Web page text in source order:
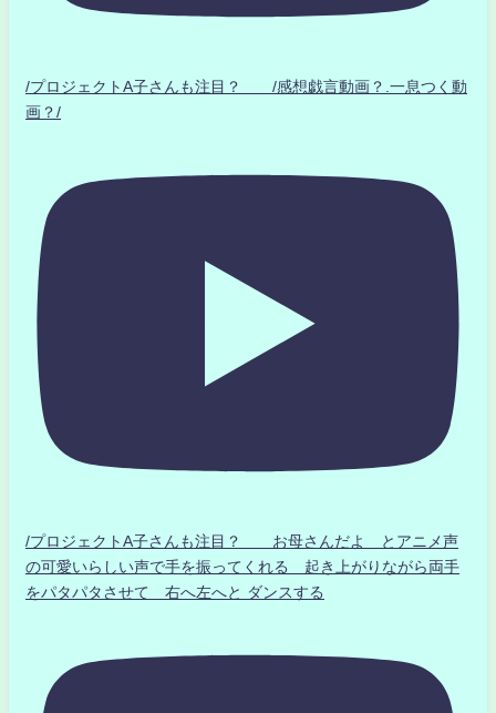
/プロジェクトA子さんも注目？ /感想戯言動画？.一息つく動
画？/
/プロジェクトA子さんも注目？ お母さんだよ とアニメ声
の可愛いらしい声で手を振ってくれる 起き上がりながら両手
をパタパタさせて 右へ左へと ダンスする